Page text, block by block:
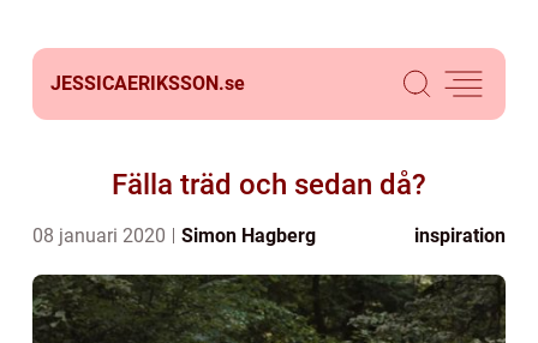
JESSICAERIKSSON.se
Fälla träd och sedan då?
08 januari 2020 Simon Hagberg inspiration